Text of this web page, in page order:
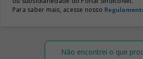
Para saber mais, acesse nosso
Não encontrei o que